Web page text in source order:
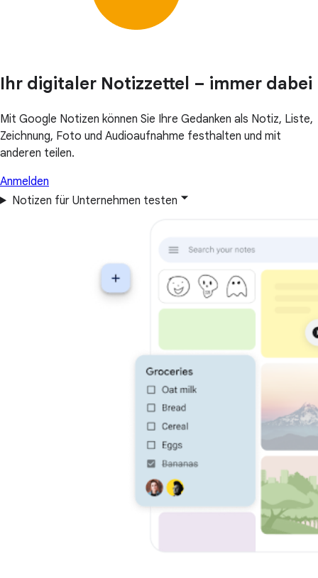
Ihr digitaler Notizzettel – immer dabei
Mit Google Notizen können Sie Ihre Gedanken als Notiz, Liste,
Zeichnung, Foto und Audioaufnahme festhalten und mit
anderen teilen.
Anmelden
Notizen für Unternehmen testen